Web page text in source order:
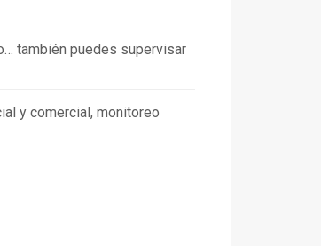
también puedes supervisar
y comercial, monitoreo